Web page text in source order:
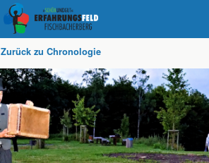
Zurück zu Chronologie